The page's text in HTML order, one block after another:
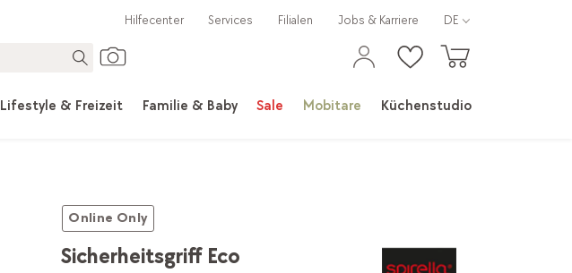
Lifestyle & Freizeit Familie & Baby Sale Mobitare Küchenstudio
Hilfecenter Services Filialen Jobs & Karriere DE
Online Only
Sicherheitsgriff Eco